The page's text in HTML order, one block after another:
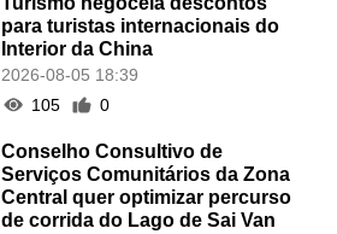
para turistas internacionais do
Interior da China
2026-08-05 18:39
105
0
Conselho Consultivo de
Serviços Comunitários da Zona
Central quer optimizar percurso
de corrida do Lago de Sai Van